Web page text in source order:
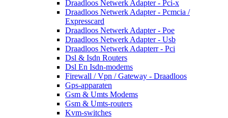
Draadloos Netwerk Adapter - Pci-x
Draadloos Netwerk Adapter - Pcmcia /
Expresscard
Draadloos Netwerk Adapter - Poe
Draadloos Netwerk Adapter - Usb
Draadloos Netwerk Adapterr - Pci
Dsl & Isdn Routers
Dsl En Isdn-modems
Firewall / Vpn / Gateway - Draadloos
Gps-apparaten
Gsm & Umts Modems
Gsm & Umts-routers
Kvm-switches